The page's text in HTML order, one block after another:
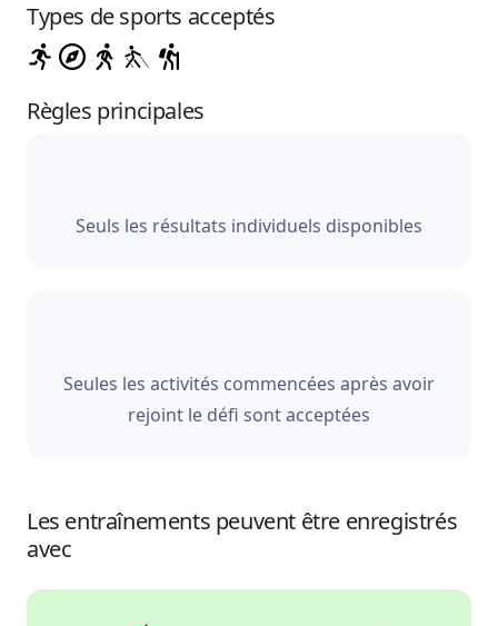
Types de sports acceptés
Règles principales
Seuls les résultats individuels disponibles
Seules les activités commencées après avoir
rejoint le défi sont acceptées
Les entraînements peuvent être enregistrés
avec